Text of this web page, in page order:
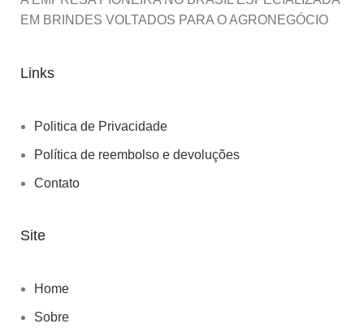
EM BRINDES VOLTADOS PARA O AGRONEGÓCIO
Links
Politica de Privacidade
Política de reembolso e devoluções
Contato
Site
Home
Sobre